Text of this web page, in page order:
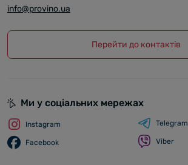
info@provino.ua
Перейти до контактів
Ми у соціальних мережах
Instagram
Facebook
Telegram
Viber